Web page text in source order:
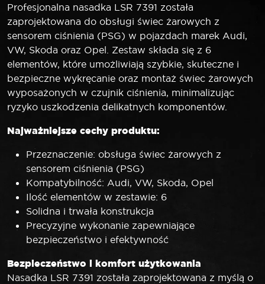
Profesjonalna nasadka LSR 7391 została
zaprojektowana do obsługi świec żarowych z
sensorem ciśnienia (PSG) w pojazdach marek Audi,
VW, Skoda oraz Opel. Zestaw składa się z 6
elementów, które umożliwiają szybkie, skuteczne i
bezpieczne wykręcanie oraz montaż świec żarowych
wyposażonych w czujnik ciśnienia, minimalizując
ryzyko uszkodzenia delikatnych komponentów.
Najważniejsze cechy produktu:
Przeznaczenie: obsługa świec żarowych z
sensorem ciśnienia (PSG)
Kompatybilność: Audi, VW, Skoda, Opel
Ilość elementów w zestawie: 6
Solidna i trwała konstrukcja
Precyzyjne wykonanie zapewniające
bezpieczeństwo i efektywność
Bezpieczeństwo i komfort użytkowania
Nasadka LSR 7391 została zaprojektowana z myślą o